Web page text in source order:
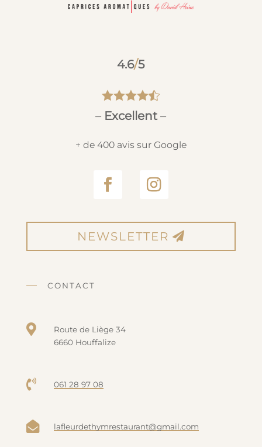
4.6/5

– Excellent–
+ de 400 avis sur Google
NEWSLETTER
CONTACT

Route de Liège 34
6660 Houffalize
 061 28 97 08
 lafleurdethymrestaurant@gmail.com